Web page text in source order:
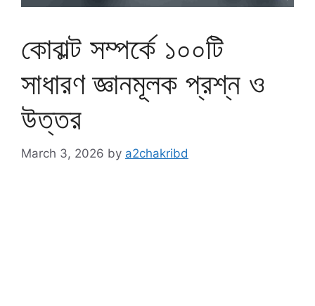
কোবাল্ট সম্পর্কে ১০০টি
সাধারণ জ্ঞানমূলক প্রশ্ন ও
উত্তর
March 3, 2026 by a2chakribd